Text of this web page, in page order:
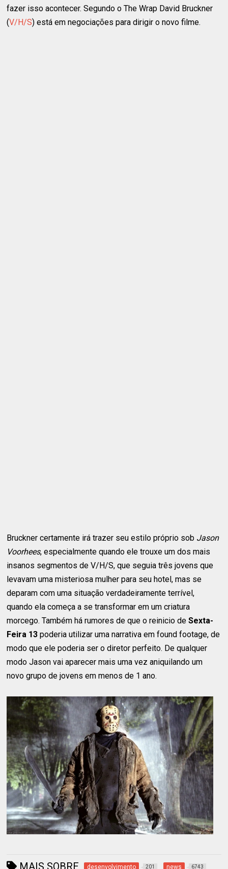
fazer isso acontecer. Segundo oThe Wrap David Bruckner
(V/H/S) está em negociações para dirigir o novo filme.
Bruckner certamente irá trazer seu estilo próprio sob Jason
Voorhees, especialmente quando ele trouxe um dos mais
insanos segmentos de V/H/S, que seguia três jovens que
levavam uma misteriosa mulher para seu hotel, mas se
deparam com uma situação verdadeiramente terrível,
quando ela começa a se transformar em um criatura
morcego. Também há rumores de que o reinicio deSexta-
Feira 13 poderia utilizar uma narrativa em found footage, de
modo que ele poderia ser o diretor perfeito. De qualquer
modo Jason vai aparecer mais uma vez aniquilando um
novo grupo de jovens em menos de 1 ano.
MAIS SOBRE desenvolvimento 201 news 6743